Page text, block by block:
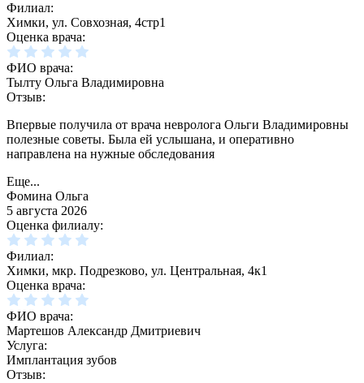
Филиал:
Химки, ул. Совхозная, 4стр1
Оценка врача:
ФИО врача:
Тылту Ольга Владимировна
Отзыв:
Впервые получила от врача невролога Ольги Владимировны
полезные советы. Была ей услышана, и оперативно
направлена на нужные обследования
Еще...
Фомина Ольга
5 августа 2026
Оценка филиалу:
Филиал:
Химки, мкр. Подрезково, ул. Центральная, 4к1
Оценка врача:
ФИО врача:
Мартешов Александр Дмитриевич
Услуга:
Имплантация зубов
Отзыв: